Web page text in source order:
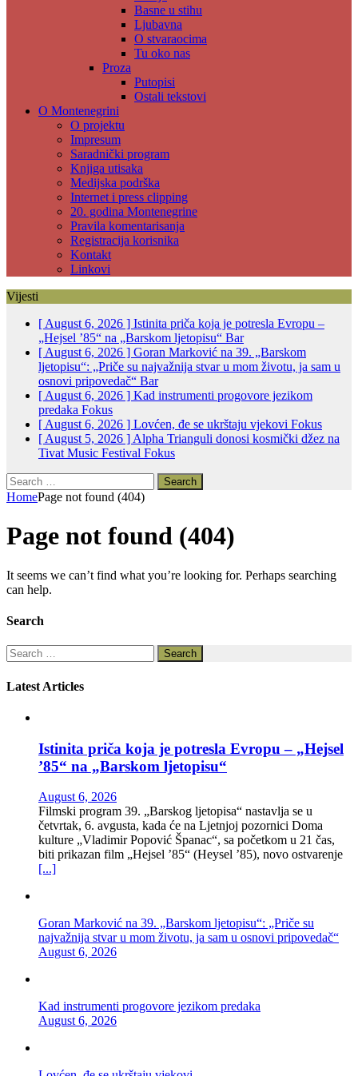
Basne u stihu
Ljubavna
O stvaraocima
Tu oko nas
Proza
Putopisi
Ostali tekstovi
O Montenegrini
O projektu
Impresum
Saradnički program
Knjiga utisaka
Medijska podrška
Internet i press clipping
20. godina Montenegrine
Pravila komentarisanja
Registracija korisnika
Kontakt
Linkovi
Vijesti
[ August 6, 2026 ] Istinita priča koja je potresla Evropu –
„Hejsel ’85“ na „Barskom ljetopisu“ Bar
[ August 6, 2026 ] Goran Marković na 39. „Barskom
ljetopisu“: „Priče su najvažnija stvar u mom životu, ja sam u
osnovi pripovedač“ Bar
[ August 6, 2026 ] Kad instrumenti progovore jezikom
predaka Fokus
[ August 6, 2026 ] Lovćen, đe se ukrštaju vjekovi Fokus
[ August 5, 2026 ] Alpha Trianguli donosi kosmički džez na
Tivat Music Festival Fokus
Search
for:
HomePage not found (404)
Page not found (404)
It seems we can’t find what you’re looking for. Perhaps searching
can help.
Search
Search
for:
Latest Articles
Istinita priča koja je potresla Evropu – „Hejsel
’85“ na „Barskom ljetopisu“
August 6, 2026
Filmski program 39. „Barskog ljetopisa“ nastavlja se u
četvrtak, 6. avgusta, kada će na Ljetnjoj pozornici Doma
kulture „Vladimir Popović Španac“, sa početkom u 21 čas,
biti prikazan film „Hejsel ’85“ (Heysel ’85), novo ostvarenje
[...]
Goran Marković na 39. „Barskom ljetopisu“: „Priče su
najvažnija stvar u mom životu, ja sam u osnovi pripovedač“
August 6, 2026
Kad instrumenti progovore jezikom predaka
August 6, 2026